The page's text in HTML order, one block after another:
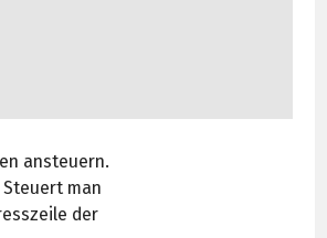
ansteuern.
man
der